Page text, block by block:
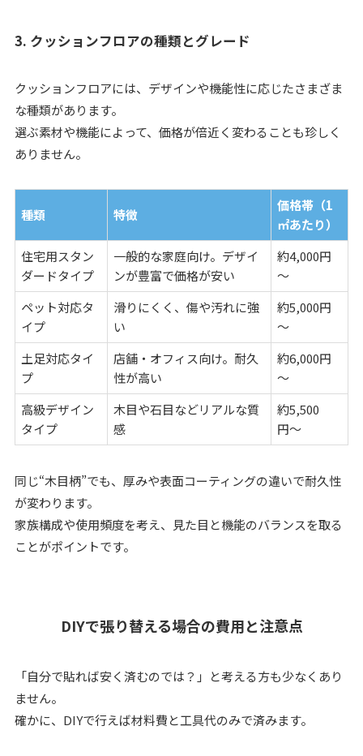
3. クッションフロアの種類とグレード
クッションフロアには、デザインや機能性に応じたさまざま
な種類があります。
選ぶ素材や機能によって、価格が倍近く変わることも珍しく
ありません。
種類 特徴
価格帯（1
㎡あたり）
住宅用スタン
ダードタイプ
一般的な家庭向け。デザイ
ンが豊富で価格が安い
約4,000円
～
ペット対応タ
イプ
滑りにくく、傷や汚れに強
い
約5,000円
～
土足対応タイ
プ
店舗・オフィス向け。耐久
性が高い
約6,000円
～
高級デザイン
タイプ
木目や石目などリアルな質
感
約5,500
円〜
同じ“木目柄”でも、厚みや表面コーティングの違いで耐久性
が変わります。
家族構成や使用頻度を考え、見た目と機能のバランスを取る
ことがポイントです。
DIYで張り替える場合の費用と注意点
「自分で貼れば安く済むのでは？」と考える方も少なくあり
ません。
確かに、DIYで行えば材料費と工具代のみで済みます。